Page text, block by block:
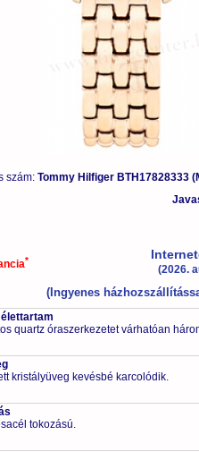
szám: Tommy Hilfiger BTH17828333
*
(2026.
(Ingyenes
quartz óraszerkezetet várhatóan
kristályüveg kevésbé karcolódik.
tokozású.